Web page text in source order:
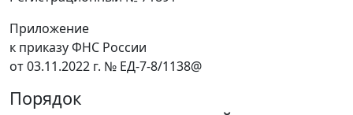
Приложение
к приказу ФНС России
от 03.11.2022 г. № ЕД-7-8/1138@
Порядок